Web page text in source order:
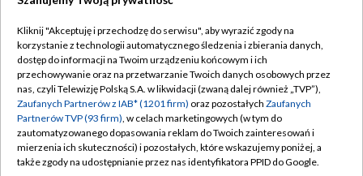
Abonament TVP
Sklep TVP
Biuro Reklamy
Oferta Handlowa
Telegazeta ogłoszenia
Regulamin TVP
Polityka prywatności
Moje zgody
Biuro reklamy
Kontakt
Kliknij "Akceptuję i przechodzę do serwisu", aby wyrazić zgody na
korzystanie z technologii automatycznego śledzenia i zbierania danych,
dostęp do informacji na Twoim urządzeniu końcowym i ich
przechowywanie oraz na przetwarzanie Twoich danych osobowych przez
nas, czyli Telewizję Polską S.A. w likwidacji (zwaną dalej również „TVP”),
Zaufanych Partnerów z IAB* (1201 firm) oraz pozostałych Zaufanych
Partnerów TVP (93 firm), w celach marketingowych (w tym do
zautomatyzowanego dopasowania reklam do Twoich zainteresowań i
mierzenia ich skuteczności) i pozostałych, które wskazujemy poniżej, a
także zgody na udostępnianie przez nas identyfikatora PPID do Google.